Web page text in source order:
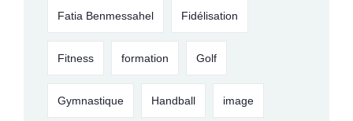
Fatia Benmessahel Fidélisation
Fitness formation Golf
Gymnastique Handball image